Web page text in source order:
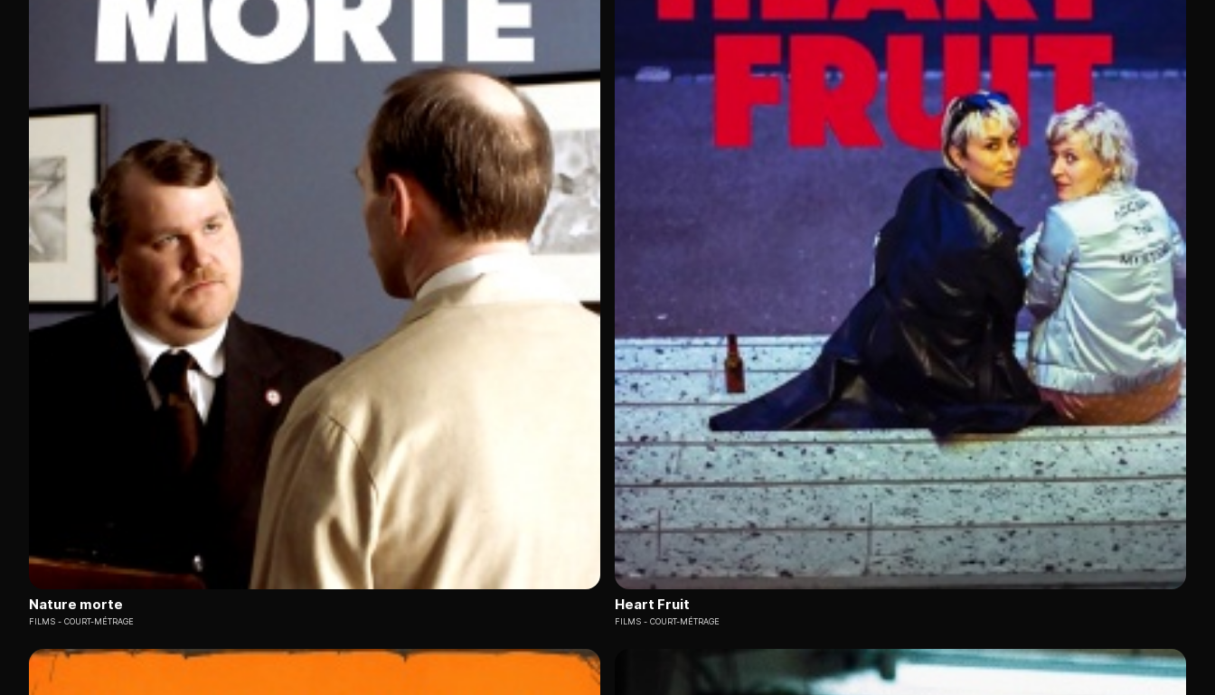
Nature morte
FILMS COURT-MÉTRAGE
Heart Fruit
FILMS COURT-MÉTRAGE